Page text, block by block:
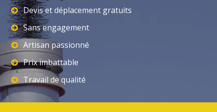
Devis et déplacement gratuits
Sans engagement
Artisan passionné
Prix imbattable
Travail de qualité